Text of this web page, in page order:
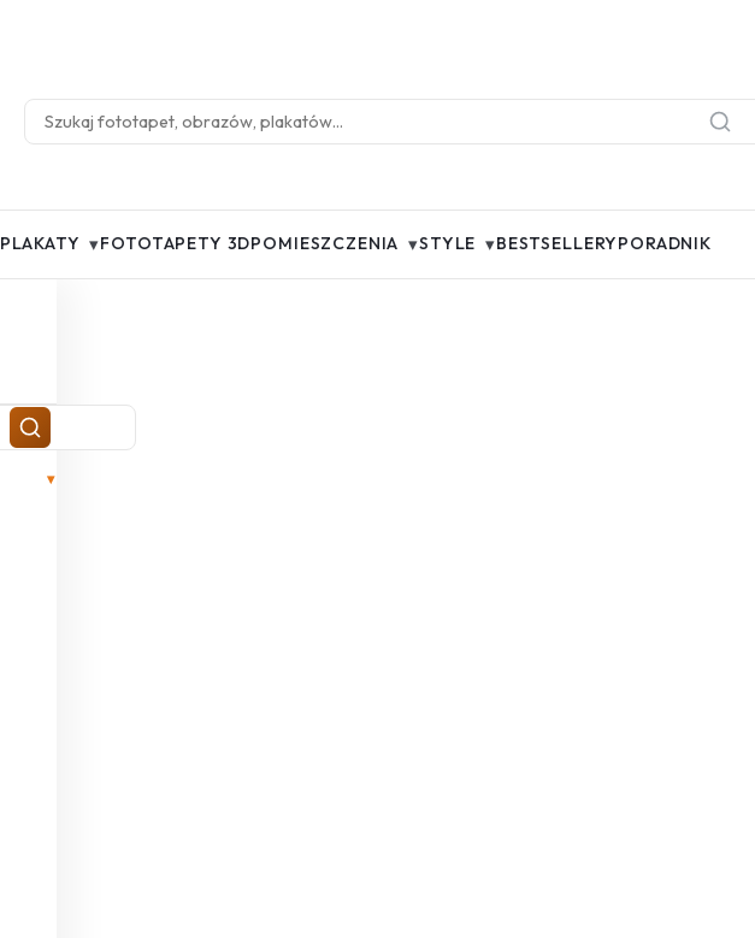
PLAKATY ▾FOTOTAPETY 3DPOMIESZCZENIA ▾STYLE ▾BESTSELLERYPORADNIK
▾